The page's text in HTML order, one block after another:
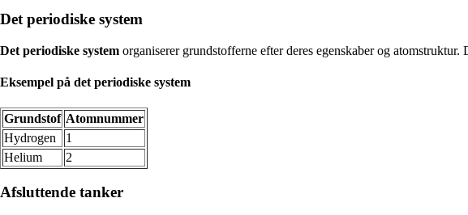
Det periodiske system
Det periodiske system organiserer grundstofferne efter deres egenskaber og
Eksempel på det periodiske system
Grundstof Atomnummer
Hydrogen
1
Helium
2
Afsluttende tanker